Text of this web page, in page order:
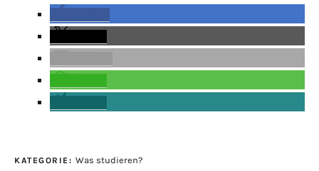
KATEGORIE: Was studieren?